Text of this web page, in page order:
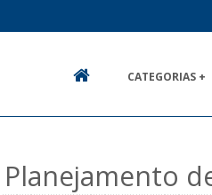
CATEGORIAS +